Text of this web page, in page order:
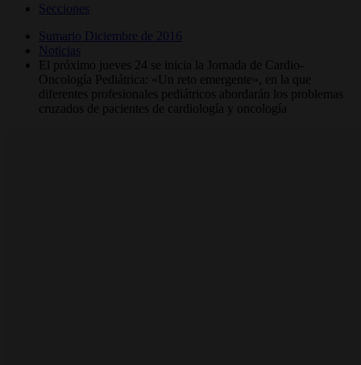
Secciones
Sumario Diciembre de 2016
Noticias
El próximo jueves 24 se inicia la Jornada de Cardio-
Oncología Pediátrica: «Un reto emergente», en la que
diferentes profesionales pediátricos abordarán los problemas
cruzados de pacientes de cardiología y oncología